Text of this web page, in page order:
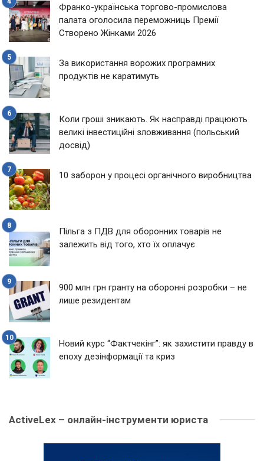
Франко-українська торгово-промислова
палата оголосила переможниць Премії
Створено Жінками 2026
За використання ворожих програмних
продуктів не каратимуть
Коли гроші зникають. Як насправді працюють
великі інвестиційні зловживання (польський
досвід)
10 заборон у процесі органічного виробництва
Пільга з ПДВ для оборонних товарів не
залежить від того, хто їх оплачує
900 млн грн гранту на оборонні розробки – не
лише резидентам
Новий курс “Фактчекінг”: як захистити правду в
епоху дезінформації та криз
ActiveLex – онлайн-інструменти юриста